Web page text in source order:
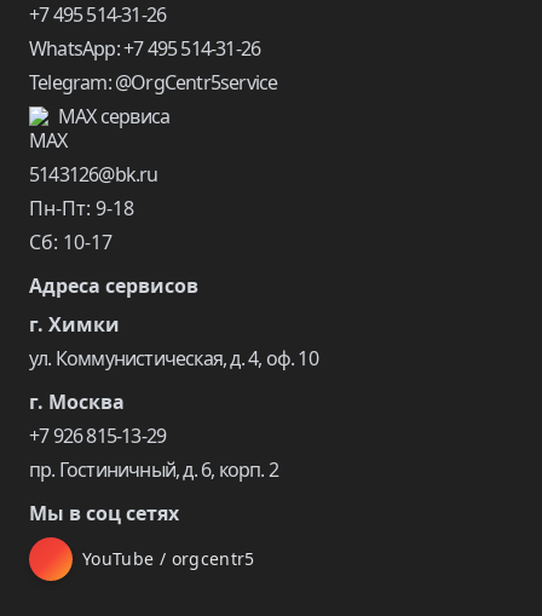
+7 495 514-31-26
WhatsApp: +7 495 514-31-26
Telegram: @OrgCentr5service
MAX сервиса
5143126@bk.ru
Пн-Пт: 9-18
Сб: 10-17
Адреса сервисов
г. Химки
ул. Коммунистическая, д. 4, оф. 10
г. Москва
+7 926 815-13-29
пр. Гостиничный, д. 6, корп. 2
Мы в соц сетях
YouTube / orgcentr5